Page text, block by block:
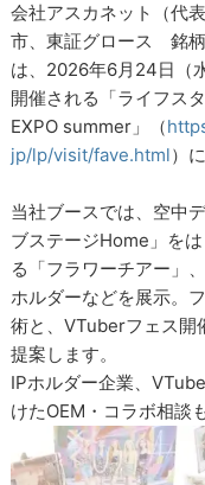
会社アスカネット（代
市、東証グロース 銘柄
は、2026年6月24日（
開催される「ライフス
EXPO summer」（
jp/lp/visit/fave.html）
当社ブースでは、空中
ブステージHome」を
る「フラワーチアー」
ホルダーなどを展示。
術と、VTuberフェス開
提案します。
IPホルダー企業、
けたOEM・コラボ相談